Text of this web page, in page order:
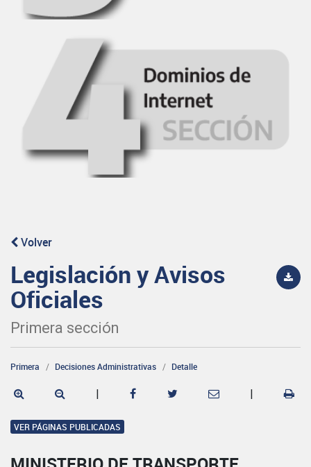
Volver
Legislación y Avisos
Oficiales
Primera sección
Primera Decisiones Administrativas Detalle
| |
VER PÁGINAS PUBLICADAS